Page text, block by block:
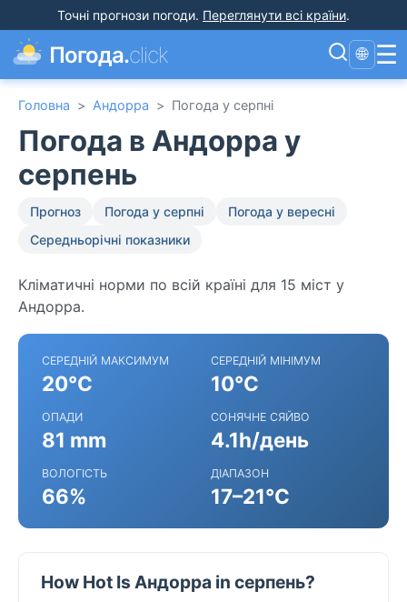
Точні прогнози погоди. Переглянути всі країни.
Погода.click 🌐 ☰
Головна > Андорра > Погода у серпні
Погода в Андорра у
серпень
Прогноз Погода у серпні
Погода у вересні
Середньорічні показники
Кліматичні норми по всій країні для 15 міст у
Андорра.
СЕРЕДНІЙ МАКСИМУМ
20°C
СЕРЕДНІЙ МІНІМУМ
10°C
ОПАДИ
81 mm
СОНЯЧНЕ СЯЙВО
4.1h/день
ВОЛОГІСТЬ
66%
ДІАПАЗОН
17–21°C
How Hot Is Андорра in серпень?